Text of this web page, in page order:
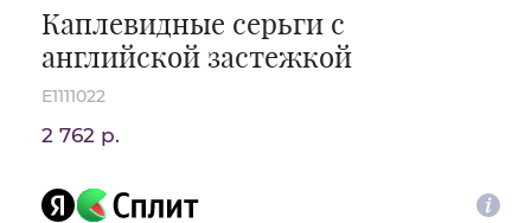
Каплевидные серьги с
английской застежкой
E1111022
2 762 р.